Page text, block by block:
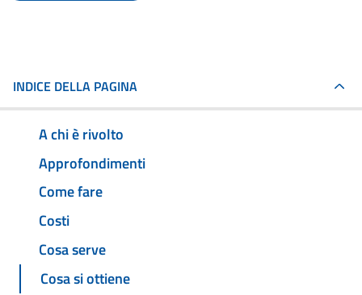
INDICE DELLA PAGINA
A chi è rivolto
Approfondimenti
Come fare
Costi
Cosa serve
Cosa si ottiene